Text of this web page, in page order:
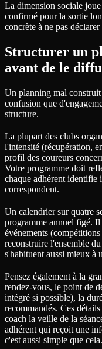
La dimension sociale
confirmé pour la sortie
concrète à ne pas
Structurer un
avant de le
Un planning mal
confusion que
structure.
La plupart des clubs
l'intensité (récupération,
profil des coureurs
Votre programme doit
chaque adhérent identifie
correspondent.
Un calendrier sur quatre
programme annuel figé.
événements
reconstruire l'ensemble
s'habituent aussi mieux à
Pensez également à la
rendez-vous, le point de
intégré si possible), la
recommandés. Ces
coach la veille de la
adhérent qui reçoit une
c'est aussi simple que cela.